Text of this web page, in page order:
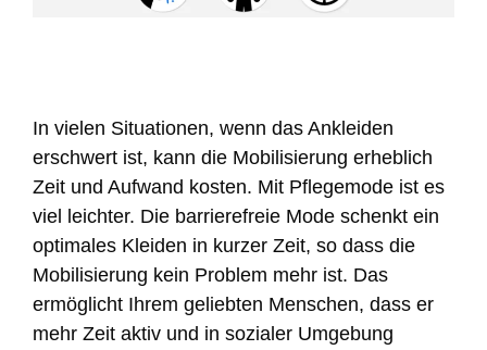
In vielen Situationen, wenn das Ankleiden
erschwert ist, kann die Mobilisierung erheblich
Zeit und Aufwand kosten. Mit Pflegemode ist es
viel leichter. Die barrierefreie Mode schenkt ein
optimales Kleiden in kurzer Zeit, so dass die
Mobilisierung kein Problem mehr ist. Das
ermöglicht Ihrem geliebten Menschen, dass er
mehr Zeit aktiv und in sozialer Umgebung